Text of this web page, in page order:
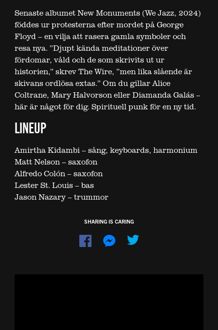
Senaste albumet New Monuments (We Jazz, 2024)
föddes ur protesterna efter mordet på George
Floyd – en vilja att rasera gamla symboler och
resa nya. ”Djupt kända meditationer över
fördomar, våld och de som skrivits ut ur
historien,” skrev The Wire, ”men lika slående är
skivans ordlösa extas.” Om du gillar Alice
Coltrane, Mary Halvorson eller Diamanda Galás –
här är något för dig. Spirituell punk för en ny tid.
LINEUP
Amirtha Kidambi – sång, keyboards, harmonium
Matt Nelson – saxofon
Alfredo Colón – saxofon
Lester St. Louis – bas
Jason Nazary – trummor
SHARING IS CARING
Dela
Dela